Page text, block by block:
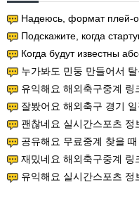
Надеюсь, формат плей-офф не
Подскажите, когда стартуют
Когда будут известны
누가봐도 민둥 만들어서 탈북하는것들이나 뭔가 쳐들어
유익해요 해외축구중계 링크 찾기 쉬워서 자주 와
잘봤어요 해외축구 경기 일정 한눈에 보기 좋아
괜찮네요 실시간스포츠 정보 확인하기 좋아요.
공유해요 무료중계 찾을 때 여기가 제일 편해요. 그
재밌네요 해외축구중계 링크 찾기 쉬워서 자주 와요
유익해요 실시간스포츠 정보 확인하기 좋아요. 덕분